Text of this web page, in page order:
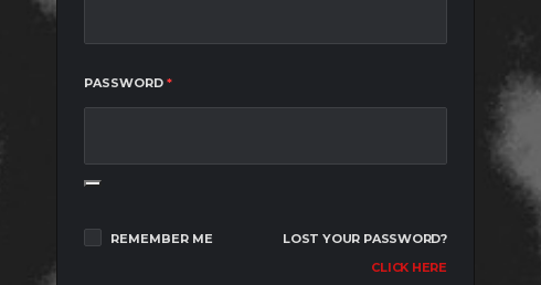
PASSWORD *REQUIRED
REMEMBER ME
LOST YOUR PASSWORD?
CLICK HERE